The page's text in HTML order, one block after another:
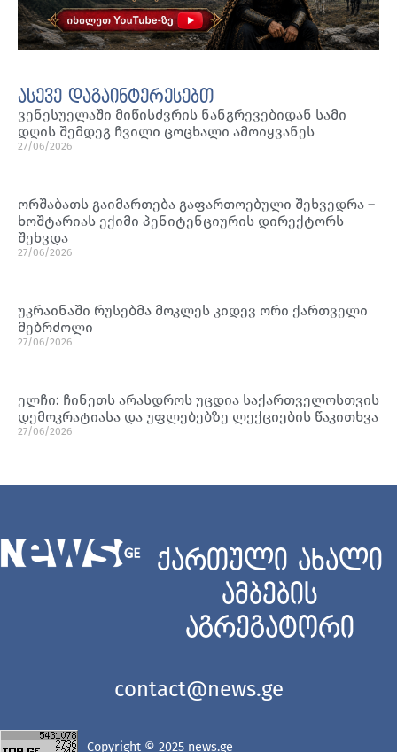
ასევე დაგაინტერესებთ
ვენესუელაში მიწისძვრის ნანგრევებიდან სამი
დღის შემდეგ ჩვილი ცოცხალი ამოიყვანეს
27/06/2026
ორშაბათს გაიმართება გაფართოებული შეხვედრა –
ხოშტარიას ექიმი პენიტენციურის დირექტორს
შეხვდა
27/06/2026
უკრაინაში რუსებმა მოკლეს კიდევ ორი ქართველი
მებრძოლი
27/06/2026
ელჩი: ჩინეთს არასდროს უცდია საქართველოსთვის
დემოკრატიასა და უფლებებზე ლექციების წაკითხვა
27/06/2026
ქართული ახალი
ამბების
აგრეგატორი
contact@news.ge
Copyright © 2025 news.ge